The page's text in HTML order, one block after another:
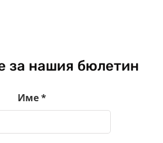
за нашия бюлетин
Име*